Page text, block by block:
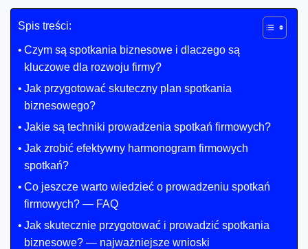
Spis treści:
Czym są spotkania biznesowe i dlaczego są
kluczowe dla rozwoju firmy?
Jak przygotować skuteczny plan spotkania
biznesowego?
Jakie są techniki prowadzenia spotkań firmowych?
Jak zrobić efektywny harmonogram firmowych
spotkań?
Co jeszcze warto wiedzieć o prowadzeniu spotkań
firmowych? — FAQ
Jak skutecznie przygotować i prowadzić spotkania
biznesowe? — najważniejsze wnioski